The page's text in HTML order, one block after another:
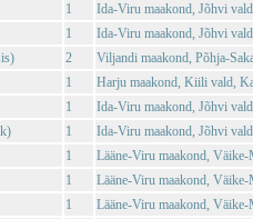
1
Ida-Viru maakond, Jõhvi
1
Ida-Viru maakond, Jõhvi
2
Viljandi maakond, Põhja-
1
Harju maakond, Kiili vald,
1
Ida-Viru maakond, Jõhvi
1
Ida-Viru maakond, Jõhvi
1
Lääne-Viru maakond,
1
Lääne-Viru maakond, Väike-
1 Lääne-Viru maakond, Väike-